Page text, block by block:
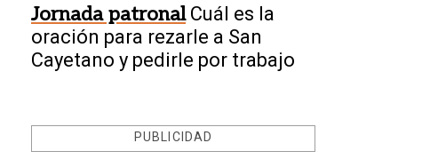
Jornada patronal Cuál es la
oración para rezarle a San
Cayetano y pedirle por trabajo
PUBLICIDAD